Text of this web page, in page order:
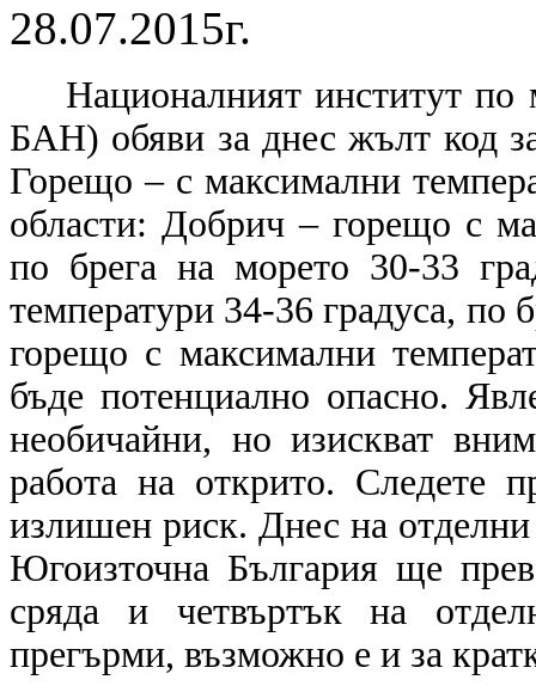
28.07.2015г.
Националният институт
БАН) обяви за днес жълт код
Горещо – с максимални
области: Добрич – горещо с
по брега на морето 30-33
температури 34-36 градуса, по
горещо с максимални
бъде потенциално опасно.
необичайни, но изискват
работа на открито. Следете
излишен риск. Днес на
Югоизточна България ще
сряда и четвъртък на
прегърми, възможно е и за